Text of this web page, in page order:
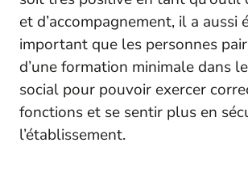
et d’accompagnement, il a aussi
important que les personnes
d’une formation minimale dans
social pour pouvoir exercer
fonctions et se sentir plus en
l’établissement.